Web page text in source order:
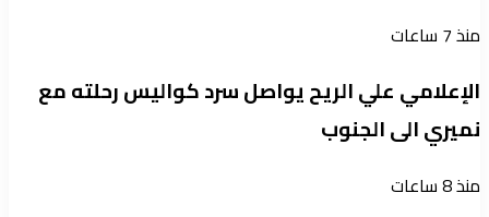
منذ 7 ساعات
الإعلامي علي الريح يواصل سرد كواليس رحلته مع
نميري الى الجنوب
منذ 8 ساعات